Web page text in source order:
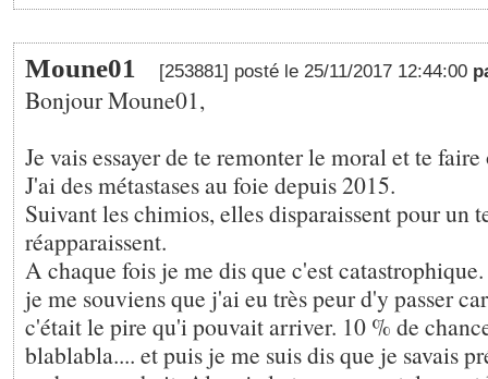
Moune01 [253881] posté le 25/11/2017 12:44:00
Bonjour Moune01,
Je vais essayer de te remonter le moral et te
J'ai des métastases au foie depuis 2015.
Suivant les chimios, elles disparaissent pour un
réapparaissent.
A chaque fois je me dis que c'est
je me souviens que j'ai eu très peur d'y passer
c'était le pire qu'i pouvait arriver. 10 % de
blablabla.... et puis je me suis dis que je savais